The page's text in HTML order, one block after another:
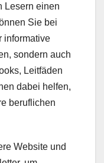
Lesern einen
Sie bei
informative
sondern auch
Leitfäden
dabei helfen,
beruflichen
Website und